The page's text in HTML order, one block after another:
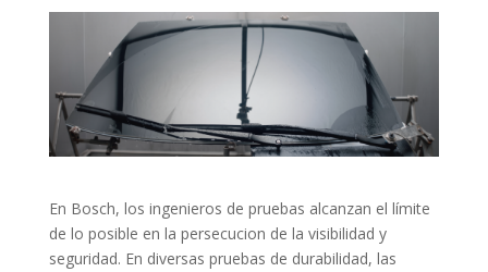
En Bosch, los ingenieros de pruebas alcanzan el límite
de lo posible en la persecucion de la visibilidad y
seguridad. En diversas pruebas de durabilidad, las